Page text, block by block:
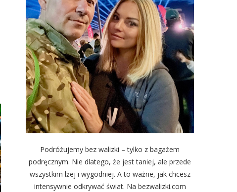
Podróżujemy bez walizki – tylko z bagażem
podręcznym. Nie dlatego, że jest taniej, ale przede
wszystkim lżej i wygodniej. A to ważne, jak chcesz
intensywnie odkrywać świat. Na bezwalizki.com